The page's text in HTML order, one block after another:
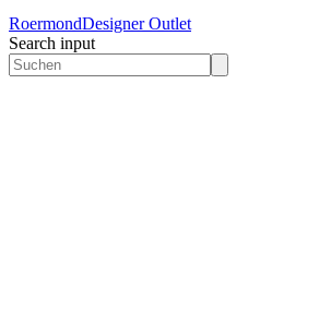
RoermondDesigner Outlet
Search input